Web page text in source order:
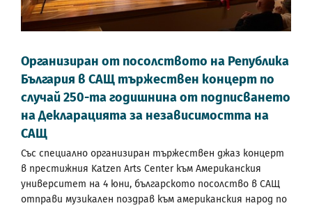
Организиран от посолството на Република
България в САЩ тържествен концерт по
случай 250-та годишнина от подписването
на Декларацията за независимостта на
САЩ
Със специално организиран тържествен джаз концерт
в престижния Katzen Arts Center към Американския
университет на 4 юни, българското посолство в САЩ
отправи музикален поздрав към американския народ по